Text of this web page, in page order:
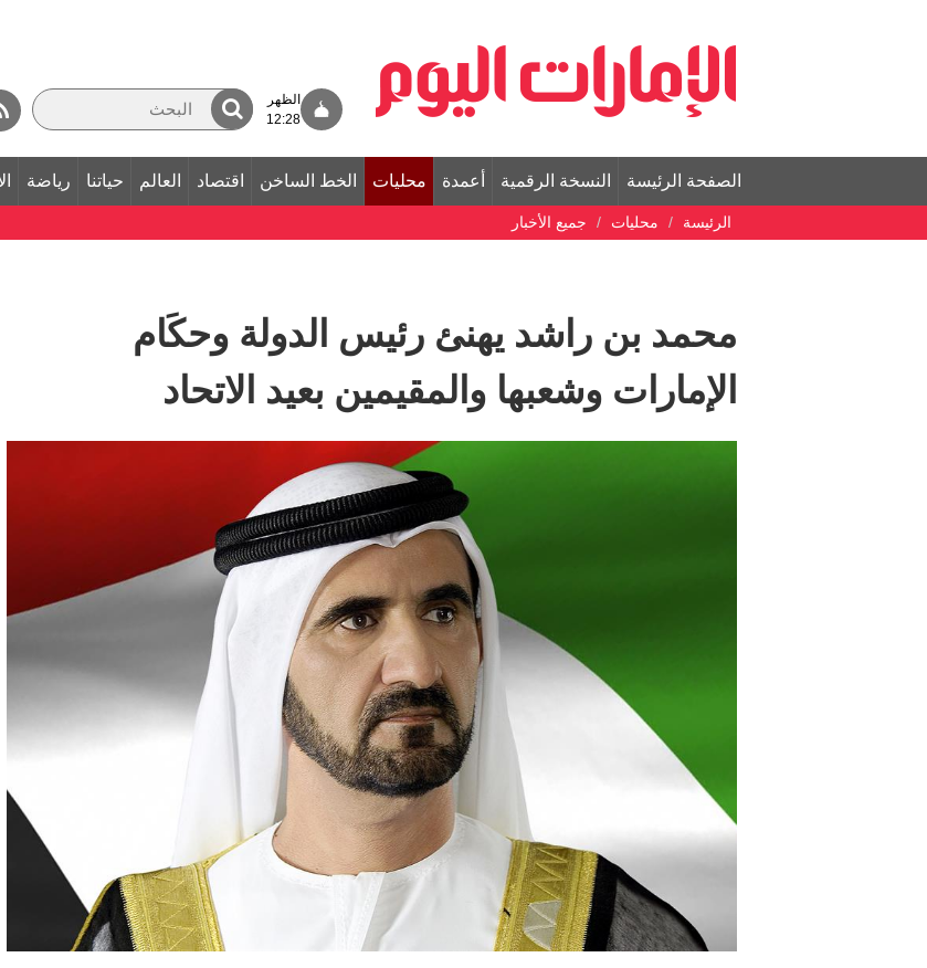
الظهر
12:28
الصفحة الرئيسة النسخة الرقمية أعمدة محليات الخط الساخن اقتصاد العالم حياتنا رياضة
الرئيسة محليات جميع الأخبار
محمد بن راشد يهنئ رئيس الدولة وحكَام
الإمارات وشعبها والمقيمين بعيد الاتحاد